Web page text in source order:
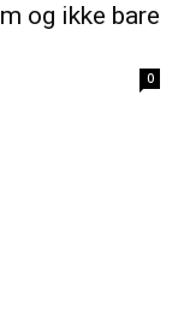
og ikke bare
0